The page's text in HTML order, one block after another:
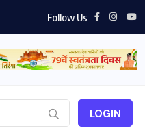
Follow Us
LOGIN